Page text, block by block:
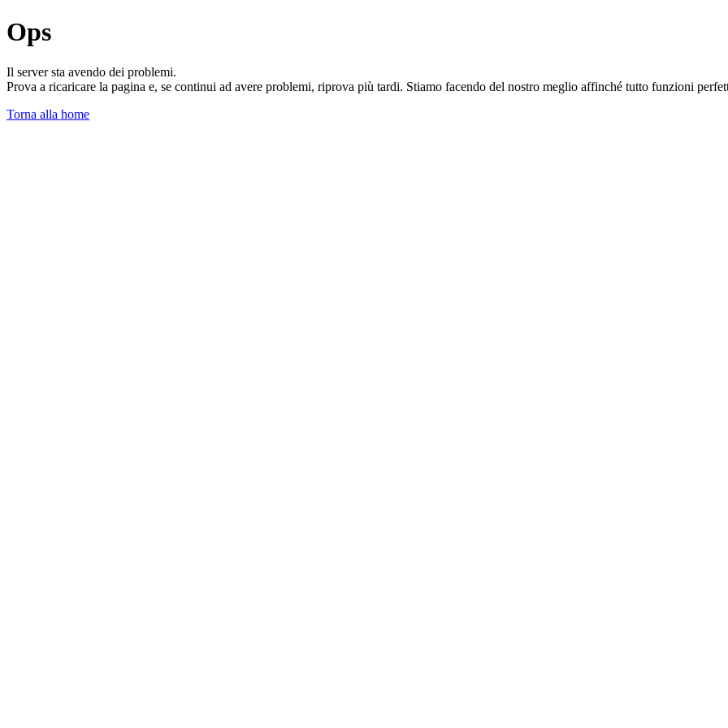
Ops
Il server sta avendo dei problemi.
Prova a ricaricare la pagina e, se continui ad avere problemi, riprova più tardi. Stiamo facendo del nostro meglio affinché tutto funzioni
Torna alla home